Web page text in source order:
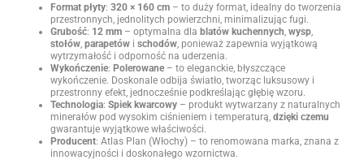
Format płyty:320 × 160 cm – to duży format, idealny do tworzenia
przestronnych, jednolitych powierzchni, minimalizując fugi.
Grubość: 12 mm – optymalna dlablatów kuchennych ,wysp
stołów ,parapetów ischodów , ponieważ zapewnia wyjątkową
wytrzymałość i odporność na uderzenia.
Wykończenie:Polerowane – to eleganckie, błyszczące
wykończenie. Doskonale odbija światło, tworząc luksusowy i
przestronny efekt, jednocześnie podkreślając głębię wzoru.
Technologia:Spiek kwarcowy – produkt wytwarzany z naturalnych
minerałów pod wysokim ciśnieniem i temperaturą,dzięki czemu
gwarantuje wyjątkowe właściwości.
Producent: Atlas Plan (Włochy) – to renomowana marka, znana z
innowacyjności i doskonałego wzornictwa.